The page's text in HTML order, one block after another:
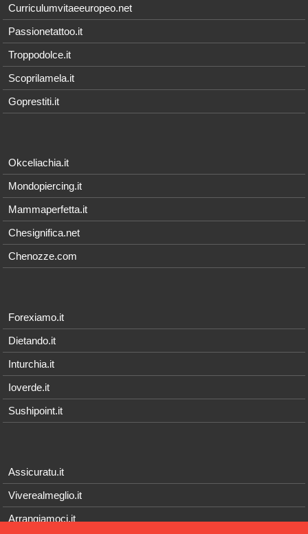
Curriculumvitaeeuropeo.net
Passionetattoo.it
Troppodolce.it
Scoprilamela.it
Goprestiti.it
Okceliachia.it
Mondopiercing.it
Mammaperfetta.it
Chesignifica.net
Chenozze.com
Forexiamo.it
Dietando.it
Inturchia.it
Ioverde.it
Sushipoint.it
Assicuratu.it
Viverealmeglio.it
Arrangiamoci.it